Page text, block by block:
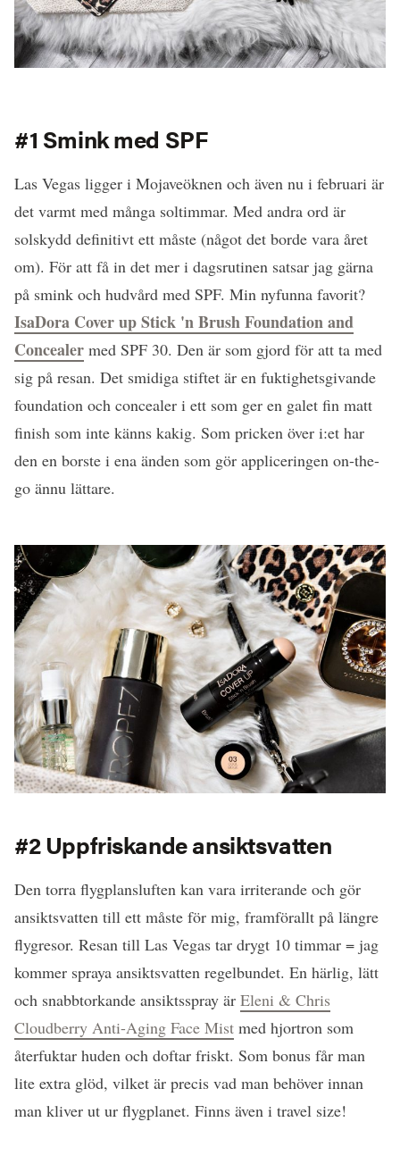
#1 Smink med SPF
Las Vegas ligger i Mojaveöknen och även nu i februari är
det varmt med många soltimmar. Med andra ord är
solskydd definitivt ett måste (något det borde vara året
om). För att få in det mer i dagsrutinen satsar jag gärna
på smink och hudvård med SPF. Min nyfunna favorit?
IsaDora Cover up Stick 'n Brush Foundation and
Concealer med SPF 30. Den är som gjord för att ta med
sig på resan. Det smidiga stiftet är en fuktighetsgivande
foundation och concealer i ett som ger en galet fin matt
finish som inte känns kakig. Som pricken över i:et har
den en borste i ena änden som gör appliceringen on-the-
go ännu lättare.
#2 Uppfriskande ansiktsvatten
Den torra flygplansluften kan vara irriterande och gör
ansiktsvatten till ett måste för mig, framförallt på längre
flygresor. Resan till Las Vegas tar drygt 10 timmar = jag
kommer spraya ansiktsvatten regelbundet. En härlig, lätt
och snabbtorkande ansiktsspray är Eleni & Chris
Cloudberry Anti-Aging Face Mist med hjortron som
återfuktar huden och doftar friskt. Som bonus får man
lite extra glöd, vilket är precis vad man behöver innan
man kliver ut ur flygplanet. Finns även i travel size!